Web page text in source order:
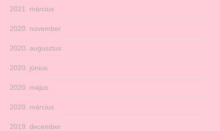
2021. március
2020. november
2020. augusztus
2020. június
2020. május
2020. március
2019. december